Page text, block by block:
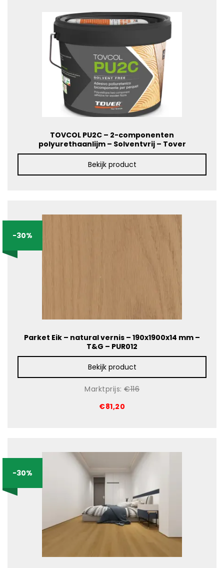
TOVCOL PU2C – 2-componenten
polyurethaanlijm – Solventvrij – Tover
Bekijk product
Parket Eik – natural vernis – 190x1900x14 mm –
T&G – PUR012
Bekijk product
-30%
Marktprijs: €116
€81,20
-30%